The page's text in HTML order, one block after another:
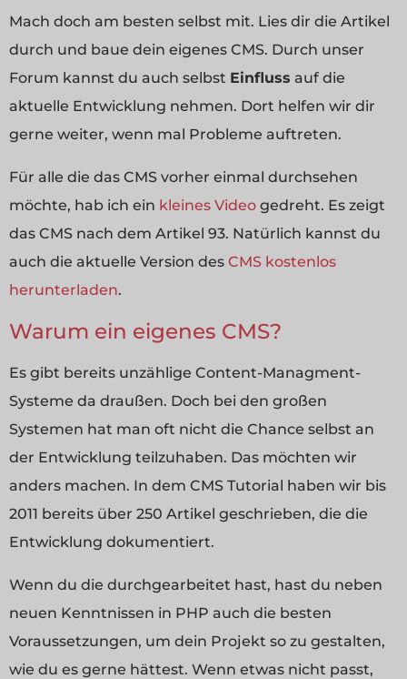
Mach doch am besten selbst mit. Lies dir die Artikel
durch und baue dein eigenes CMS. Durch unser
Forum kannst du auch selbst Einfluss auf die
aktuelle Entwicklung nehmen. Dort helfen wir dir
gerne weiter, wenn mal Probleme auftreten.
Für alle die das CMS vorher einmal durchsehen
möchte, hab ich ein kleines Video gedreht. Es zeigt
das CMS nach dem Artikel 93. Natürlich kannst du
auch die aktuelle Version des CMS kostenlos
herunterladen.
Warum ein eigenes CMS?
Es gibt bereits unzählige Content-Managment-
Systeme da draußen. Doch bei den großen
Systemen hat man oft nicht die Chance selbst an
der Entwicklung teilzuhaben. Das möchten wir
anders machen. In dem CMS Tutorial haben wir bis
2011 bereits über 250 Artikel geschrieben, die die
Entwicklung dokumentiert.
Wenn du die durchgearbeitet hast, hast du neben
neuen Kenntnissen in PHP auch die besten
Voraussetzungen, um dein Projekt so zu gestalten,
wie du es gerne hättest. Wenn etwas nicht passt,